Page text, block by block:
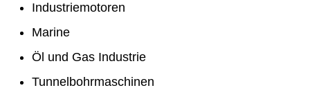
Industriemotoren
Marine
Öl und Gas Industrie
Tunnelbohrmaschinen